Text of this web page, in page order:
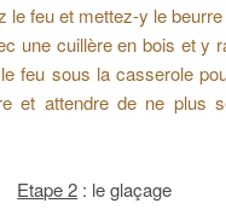
le feu et mettez-y le
une cuillère en bois et y
feu sous la casserole
et attendre de ne plus
Etape 2 : le glaçage